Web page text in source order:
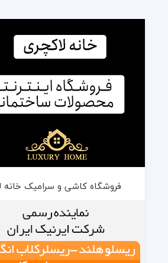
فروشگاه کاشی و سرامیک خانه